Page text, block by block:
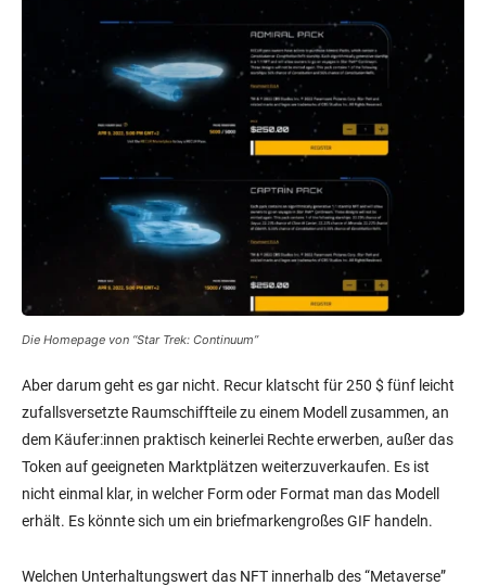
Die Homepage von “Star Trek: Continuum”
Aber darum geht es gar nicht. Recur klatscht für 250 $ fünf leicht
zufallsversetzte Raumschiffteile zu einem Modell zusammen, an
dem Käufer:innen praktisch keinerlei Rechte erwerben, außer das
Token auf geeigneten Marktplätzen weiterzuverkaufen. Es ist
nicht einmal klar, in welcher Form oder Format man das Modell
erhält. Es könnte sich um ein briefmarkengroßes GIF handeln.
Welchen Unterhaltungswert das NFT innerhalb des “Metaverse”